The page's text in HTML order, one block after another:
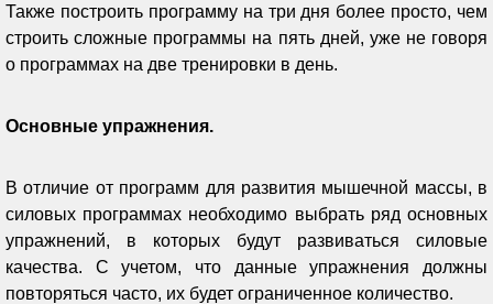
Также построить программу на три дня более просто, чем
строить сложные программы на пять дней, уже не говоря
о программах на две тренировки в день.
Основные упражнения.
В отличие от программ для развития мышечной массы, в
силовых программах необходимо выбрать ряд основных
упражнений, в которых будут развиваться силовые
качества. С учетом, что данные упражнения должны
повторяться часто, их будет ограниченное количество.